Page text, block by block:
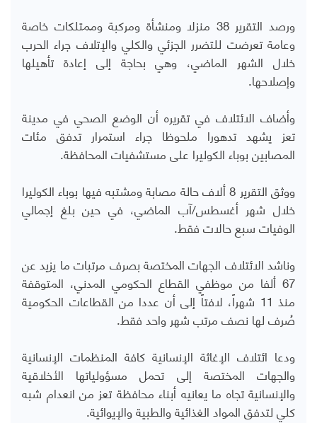
ورصد التقرير 38 منزلا ومنشأة ومركبة وممتلكات خاصة
وعامة تعرضت للتضرر الجزئي والكلي والإتلاف جراء الحرب
خلال الشهر الماضي، وهي بحاجة إلى إعادة تأهيلها
وإصلاحها.
وأضاف الائتلاف في تقريره أن الوضع الصحي في مدينة
تعز يشهد تدهورا ملحوظا جراء استمرار تدفق مئات
المصابين بوباء الكوليرا على مستشفيات المحافظة.
ووثق التقرير 8 ألاف حالة مصابة ومشتبه فيها بوباء الكوليرا
خلال شهر أغسطس/آب الماضي، في حين بلغ إجمالي
الوفيات سبع حالات فقط.
وناشد الائتلاف الجهات المختصة بصرف مرتبات ما يزيد عن
67 ألفا من موظفي القطاع الحكومي المدني، المتوقفة
منذ 11 شهراً، لافتاً إلى أن عددا من القطاعات الحكومية
صُرف لها نصف مرتب شهر واحد فقط.
ودعا ائتلاف الإغاثة الإنسانية كافة المنظمات الإنسانية
والجهات المختصة إلى تحمل مسؤولياتها الأخلاقية
والإنسانية تجاه ما يعانيه أبناء محافظة تعز من انعدام شبه
كلي لتدفق المواد الغذائية والطبية والإيوائية.